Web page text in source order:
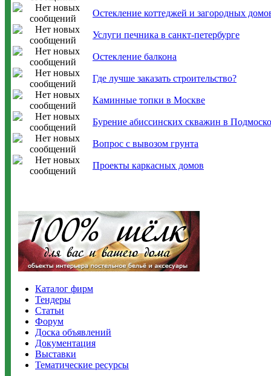
Остекление коттеджей и загородных
Услуги печника в санкт-петербурге
Остекление балкона
Где лучше заказать строительство?
Каминные топки в Москве
Бурение абиссинских скважин в
Вопрос с вывозом грунта
Проекты каркасных домов
Каталог фирм
Тендеры
Статьи
Форум
Доска объявлений
Документация
Выставки
Тематические ресурсы